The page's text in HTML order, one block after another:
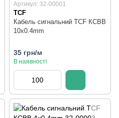
Артикул: 32-00001
TCF
Кабель сигнальний TCF КСВВ
10x0.4mm
35 грн/м
В наявності